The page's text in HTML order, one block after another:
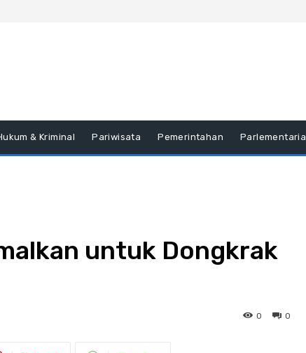
& Kriminal Pariwisata Pemerintahan Parlementaria
untuk Dongkrak
0
0